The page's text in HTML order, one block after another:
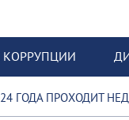
КОРРУПЦИИ
ГОДА ПРОХОДИТ